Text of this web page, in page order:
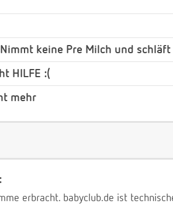
keine Pre Milch und
HILFE :(
mehr
erbracht. babyclub.de ist